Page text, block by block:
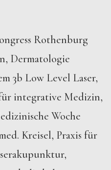
Rothenburg
Dermatologie
3b Low Level Laser,
integrative Medizin,
Woche
Kreisel, Praxis für